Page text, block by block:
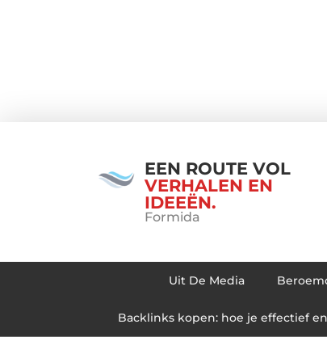
EEN ROUTE VOL
VERHALEN EN
IDEEËN.
Formida
Uit De Media
Backlinks kopen: hoe je effectief